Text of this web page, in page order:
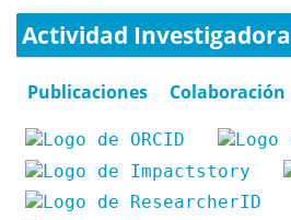
Actividad Investigadora
Publicaciones Colaboración